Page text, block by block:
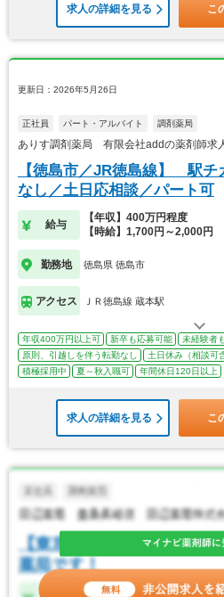
求人の詳細を見る こ
更新日：2026年5月26日
正社員 パート・アルバイト 調剤薬局
ありす調剤薬局 有限会社addの薬剤師求
【徳島市／JR徳島線】 駅チ
なし／土日応相談／パート可
給与
【年収】400万円程度
【時給】1,700円～2,000円
勤務地 徳島県 徳島市
アクセス ＪＲ徳島線 蔵本駅
年収400万円以上可 新卒も応募可能
未経験者
原則、引越しを伴う転勤なし
土日休み（相談可
積極採用中
夏～秋入職可 年間休日120日以上
求人の詳細を見る こ